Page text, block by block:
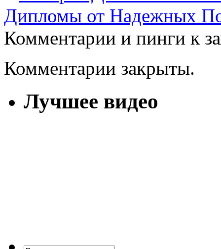
Дипломы от Надежных
Комментарии и пинги к
Комментарии закрыты.
Лучшее видео